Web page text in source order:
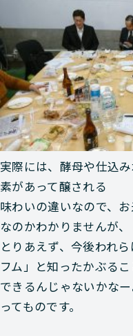
実際には、酵母や仕込
素があって醸される
味わいの違いなので、
なのかわかりませんが、
とりあえず、今後われ
フム」と知ったかぶる
できるんじゃないかな
ってものです。